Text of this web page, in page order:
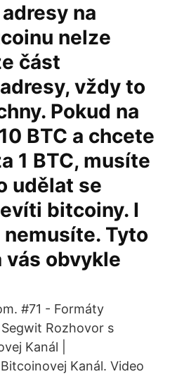
na
nelze
část
vždy to
Pokud na
BTC a chcete
1 BTC, musíte
udělat se
bitcoiny. I
Tyto
obvykle
#71 - Formáty
Rozhovor s
Kanál |
Bitcoinovej Kanál. Video